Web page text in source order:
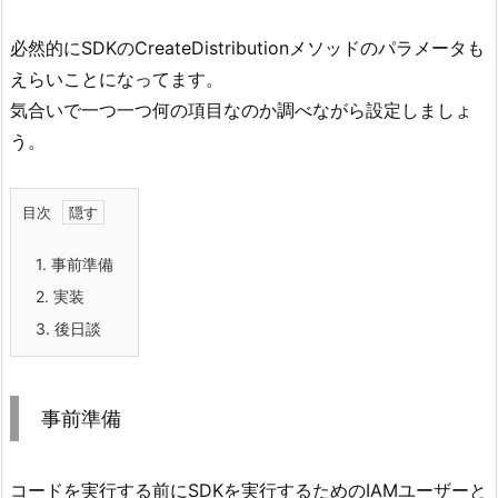
必然的にSDKのCreateDistributionメソッドのパラメータも
えらいことになってます。
気合いで一つ一つ何の項目なのか調べながら設定しましょ
う。
目次
1. 事前準備
2. 実装
3. 後日談
事前準備
コードを実行する前にSDKを実行するためのIAMユーザーと